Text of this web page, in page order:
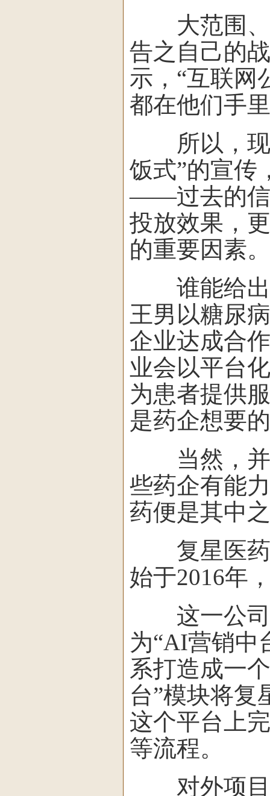
大范围、
告之自己的
示，“互联网
都在他们手
所以，现
饭式”的宣传
——过去的信
投放效果，
的重要因素。
谁能给出
王男以糖尿
企业达成合
业会以平台
为患者提供
是药企想要
当然，并
些药企有能
药便是其中
复星医药
始于2016年
这一公司
为“AI营销中
系打造成一
台”模块将复
这个平台上
等流程。
对外项目